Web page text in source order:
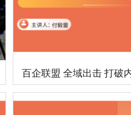
百企联盟 全域出击 打破